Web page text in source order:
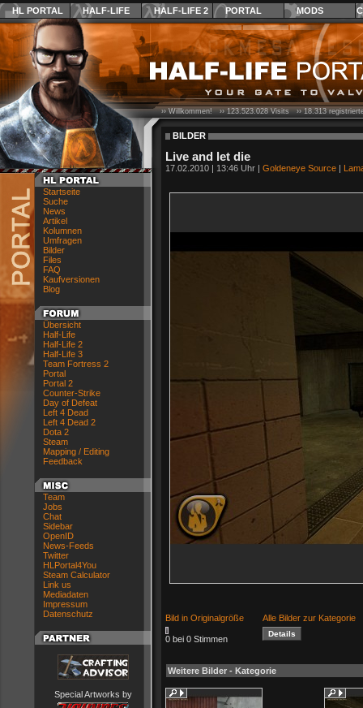
HL PORTAL HALF-LIFE HALF-LIFE 2 PORTAL MODS
Startseite
Suche
News
Artikel
Kolumnen
Umfragen
Bilder
Files
FAQ
Kaufversionen
Blog
Übersicht
Half-Life
Half-Life 2
Half-Life 3
Team Fortress 2
Portal
Portal 2
Counter-Strike
Day of Defeat
Left 4 Dead
Left 4 Dead 2
Dota 2
Steam
Mapping / Editing
Feedback
Team
Jobs
Chat
Sidebar
OpenID
News-Feeds
Twitter
HLPortal4You
Steam Calculator
Link us
Mediadaten
Impressum
Datenschutz
Special Artworks by
›› Willkommen! ››123.523.028Visits ››18.313
BILDER
Live and let die
17.02.2010 | 13:46 Uhr | Goldeneye Source |
Bild in Originalgröße Alle Bilder zur Kategorie
0 bei 0 Stimmen
Weitere Bilder - Kategorie